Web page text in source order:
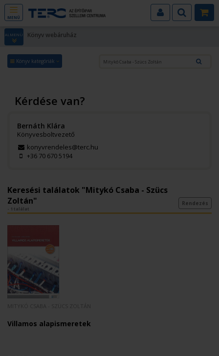
MENÜ
ALMENÜ Könyv webáruház
Könyv kategóriák
Kérdése van?
Bernáth Klára
Könyvesboltvezető
konyvrendeles@terc.hu
+36 70 670 5194
Keresési találatok "Mitykó Csaba - Szücs
Zoltán"
- 1 találat
Rendezés
Villamos alapismeretek